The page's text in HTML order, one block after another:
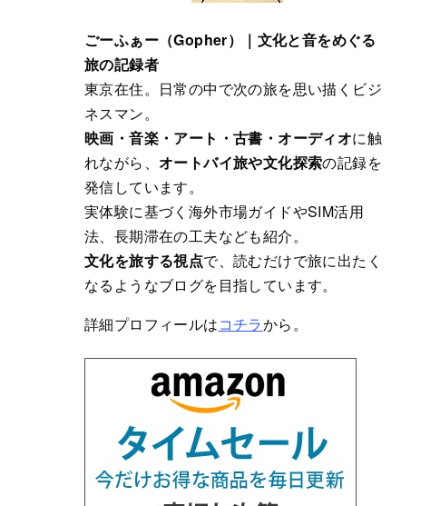
ごーふぁー（Gopher）｜文化と音をめぐる
旅の記録者
東京在住。日常の中で次の旅を思い描くビジ
ネスマン。
映画・音楽・アート・古書・オーディオに触
れながら、 オートバイ旅や文化探索の記録を
発信しています。
実体験に基づく海外市場ガイドやSIM活用
法、長期滞在の工夫なども紹介。
文化を旅する視点で、読むだけで旅に出たく
なるようなブログを目指しています。
詳細プロフィールはコチラから。